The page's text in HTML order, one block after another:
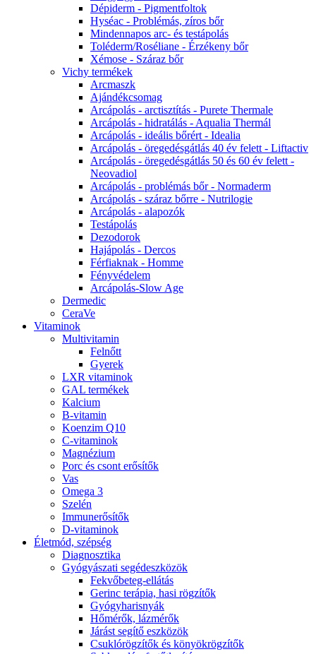
Dépiderm - Pigmentfoltok
Hyséac - Problémás, zíros bőr
Mindennapos arc- és testápolás
Toléderm/Roséliane - Érzékeny bőr
Xémose - Száraz bőr
Vichy termékek
Arcmaszk
Ajándékcsomag
Arcápolás - arctisztítás - Purete Thermale
Arcápolás - hidratálás - Aqualia Thermál
Arcápolás - ideális bőrért - Idealia
Arcápolás - öregedésgátlás 40 év felett - Liftactiv
Arcápolás - öregedésgátlás 50 és 60 év felett -
Neovadiol
Arcápolás - problémás bőr - Normaderm
Arcápolás - száraz bőrre - Nutrilogie
Arcápolás - alapozók
Testápolás
Dezodorok
Hajápolás - Dercos
Férfiaknak - Homme
Fényvédelem
Arcápolás-Slow Age
Dermedic
CeraVe
Vitaminok
Multivitamin
Felnőtt
Gyerek
LXR vitaminok
GAL termékek
Kalcium
B-vitamin
Koenzim Q10
C-vitaminok
Magnézium
Porc és csont erősítők
Vas
Omega 3
Szelén
Immunerősítők
D-vitaminok
Életmód, szépség
Diagnosztika
Gyógyászati segédeszközök
Fekvőbeteg-ellátás
Gerinc terápia, hasi rögzítők
Gyógyharisnyák
Hőmérők, lázmérők
Járást segítő eszközök
Csuklórögzítők és könyökrögzítők